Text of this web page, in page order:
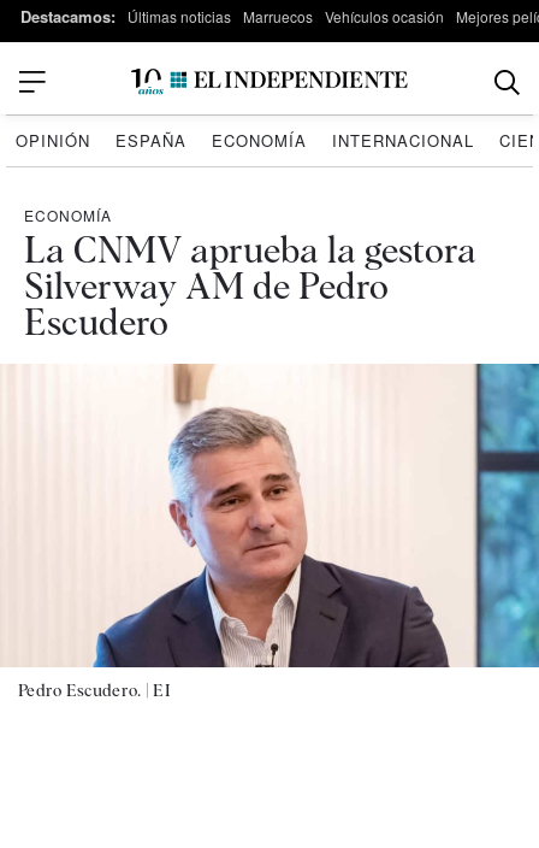
Destacamos: Últimas noticias Marruecos Vehículos ocasión Mejores
OPINIÓN ESPAÑA ECONOMÍA INTERNACIONAL
ECONOMÍA
La CNMV aprueba la gestora
Silverway AM de Pedro
Escudero
Pedro Escudero. |EI